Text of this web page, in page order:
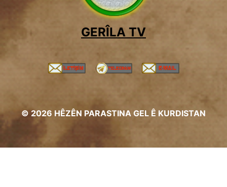
GERÎLA TV
© 2026 HÊZÊN PARASTINA GEL Ê KURDISTAN